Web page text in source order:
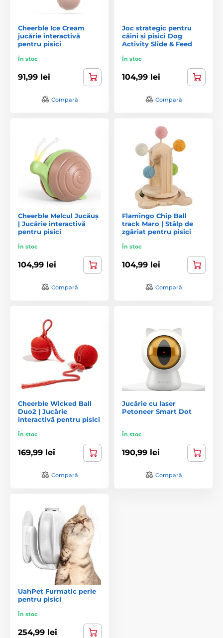
Cheerble Ice Cream
jucărie interactivă
pentru pisici
În stoc
91,99 lei
Compară
Joc strategic pentru
câini și pisici Dog
Activity Slide & Feed
În stoc
104,99 lei
Compară
Cheerble Melcul Jucăuș
| Jucărie interactivă
pentru pisici
În stoc
104,99 lei
Compară
Flamingo Chip Ball
track Maro | Stâlp de
zgâriat pentru pisici
În stoc
104,99 lei
Compară
Cheerble Wicked Ball
Duo2 | Jucărie
interactivă pentru pisici
În stoc
169,99 lei
Compară
Jucărie cu laser
Petoneer Smart Dot
În stoc
190,99 lei
Compară
UahPet Furmatic perie
pentru pisici
În stoc
254,99 lei